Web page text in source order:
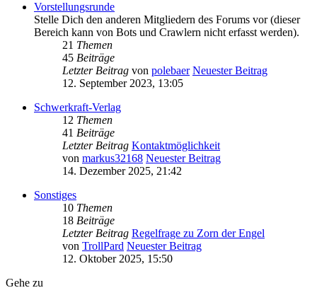
Vorstellungsrunde
Stelle Dich den anderen Mitgliedern des Forums vor (dieser
Bereich kann von Bots und Crawlern nicht erfasst werden).
21 Themen
45 Beiträge
Letzter Beitrag von polebaer Neuester Beitrag
12. September 2023, 13:05
Schwerkraft-Verlag
12 Themen
41 Beiträge
Letzter Beitrag Kontaktmöglichkeit
von markus32168 Neuester Beitrag
14. Dezember 2025, 21:42
Sonstiges
10 Themen
18 Beiträge
Letzter Beitrag Regelfrage zu Zorn der Engel
von TrollPard Neuester Beitrag
12. Oktober 2025, 15:50
Gehe zu